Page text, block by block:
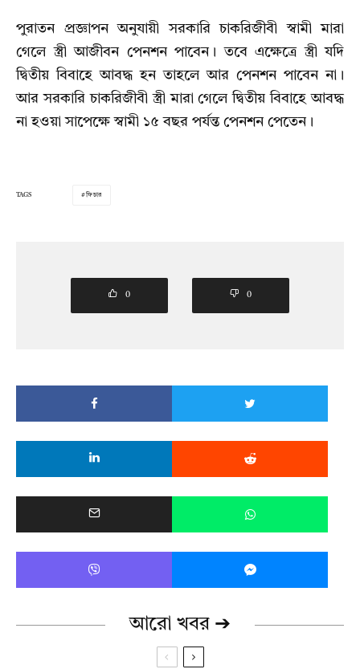
পুরাতন প্রজ্ঞাপন অনুযায়ী সরকারি চাকরিজীবী স্বামী মারা
গেলে স্ত্রী আজীবন পেনশন পাবেন। তবে এক্ষেত্রে স্ত্রী যদি
দ্বিতীয় বিবাহে আবদ্ধ হন তাহলে আর পেনশন পাবেন না।
আর সরকারি চাকরিজীবী স্ত্রী মারা গেলে দ্বিতীয় বিবাহে আবদ্ধ
না হওয়া সাপেক্ষে স্বামী ১৫ বছর পর্যন্ত পেনশন পেতেন।
TAGS ফিচার
0 0
আরো খবর ➔